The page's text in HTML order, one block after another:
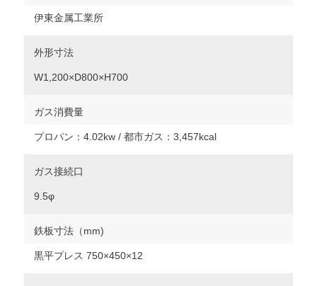
伊東金属工業所
外形寸法
W1,200×D800×H700
ガス消費量
プロパン：4.02kw / 都市ガス：3,457kcal
ガス接続口
9.5φ
鉄板寸法（mm)
黒平プレス 750×450×12